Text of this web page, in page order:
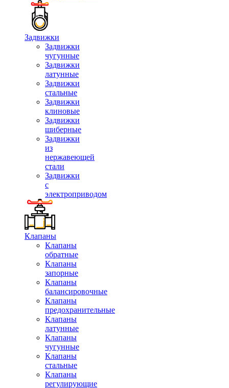
Задвижки
Задвижки
чугунные
Задвижки
латунные
Задвижки
стальные
Задвижки
клиновые
Задвижки
шиберные
Задвижки
из
нержавеющей
стали
Задвижки
с
электроприводом
Клапаны
Клапаны
обратные
Клапаны
запорные
Клапаны
балансировочные
Клапаны
предохранительные
Клапаны
латунные
Клапаны
чугунные
Клапаны
стальные
Клапаны
регулирующие